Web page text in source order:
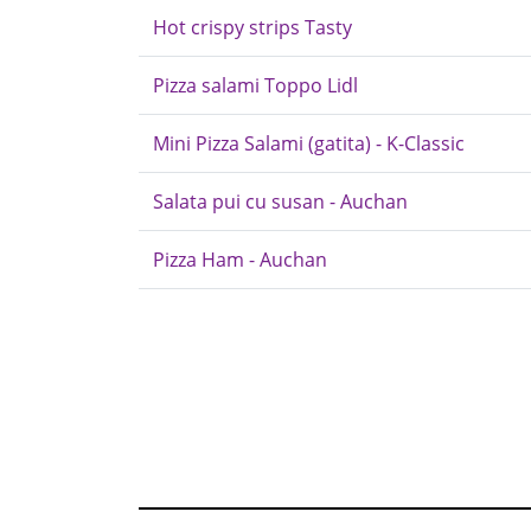
Hot crispy strips Tasty
Pizza salami Toppo Lidl
Mini Pizza Salami (gatita) - K-Classic
Salata pui cu susan - Auchan
Pizza Ham - Auchan